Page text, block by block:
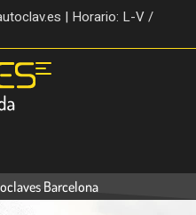
| Horario: L-V /
Barcelona